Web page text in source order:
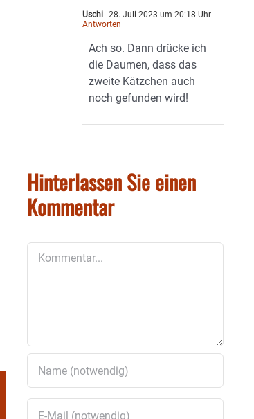
Uschi 28. Juli 2023 um 20:18 Uhr -
Antworten
Ach so. Dann drücke ich
die Daumen, dass das
zweite Kätzchen auch
noch gefunden wird!
Hinterlassen Sie einen
Kommentar